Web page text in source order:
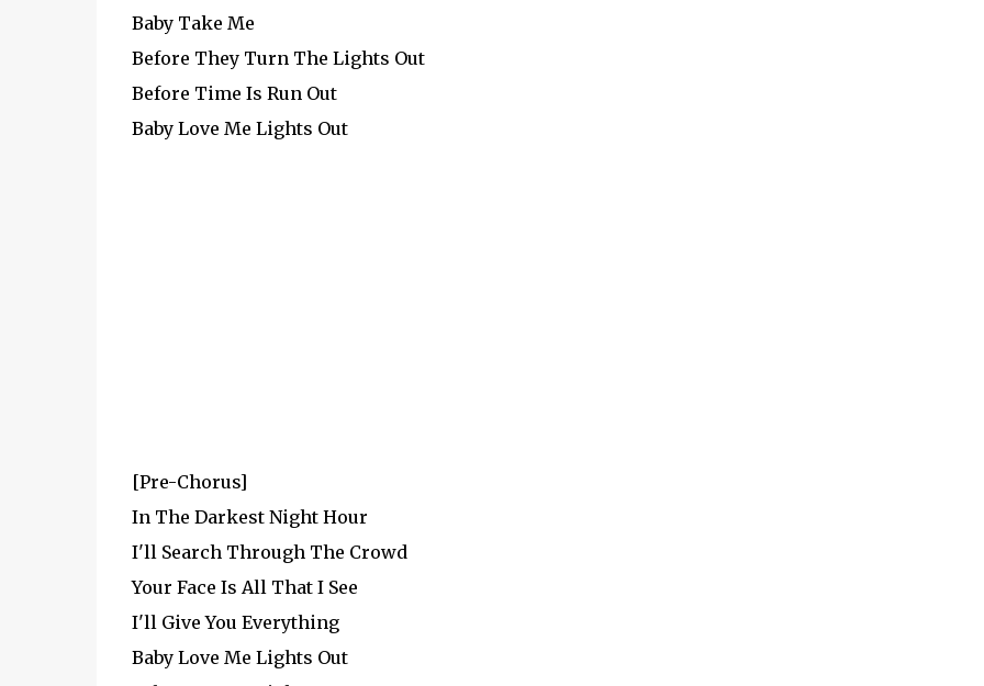
Baby Take Me
Before They Turn The Lights Out
Before Time Is Run Out
Baby Love Me Lights Out
[Pre-Chorus]
In The Darkest Night Hour
I'll Search Through The Crowd
Your Face Is All That I See
I'll Give You Everything
Baby Love Me Lights Out